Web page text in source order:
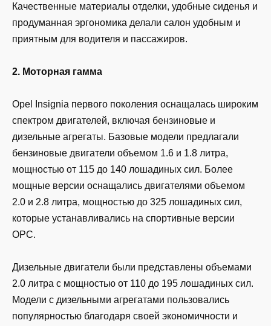
Качественные материалы отделки, удобные сиденья и
продуманная эргономика делали салон удобным и
приятным для водителя и пассажиров.
2. Моторная гамма
Opel Insignia первого поколения оснащалась широким
спектром двигателей, включая бензиновые и
дизельные агрегаты. Базовые модели предлагали
бензиновые двигатели объемом 1.6 и 1.8 литра,
мощностью от 115 до 140 лошадиных сил. Более
мощные версии оснащались двигателями объемом
2.0 и 2.8 литра, мощностью до 325 лошадиных сил,
которые устанавливались на спортивные версии
OPC.
Дизельные двигатели были представлены объемами
2.0 литра с мощностью от 110 до 195 лошадиных сил.
Модели с дизельными агрегатами пользовались
популярностью благодаря своей экономичности и